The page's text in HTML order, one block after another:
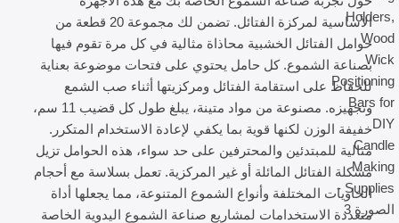
الأساسية لمركزة الفتائل. تضمن لك مجموعة 20 قطعة من
حوامل الفتائل الخشبية محاذاة مثالية في كل مرة تقوم فيها
بصناعة الشموع. كل حامل يحتوي على فتحات موضوعة بعناية
للحفاظ على استقامة الفتائل ومركزيتها أثناء صب الشمع
وتجهيزه. مصنوعة من مواد متينة، يبلغ طول كل قضيب 11 سم،
خفيفة الوزن لكنها قوية بما يكفي لإعادة الاستخدام المتكرر.
مثالية للمبتدئين والمحترفين على حد سواء، هذه الحوامل تزيل
مشكلة الفتائل المائلة أو غير المركزية. تعمل بسلاسة مع أحجام
الحاويات المختلفة وأنواع الشموع المتنوعة، مما يجعلها أداة
متعددة الاستخدامات لمشاريع صناعة الشموع اليدوية الخاصة